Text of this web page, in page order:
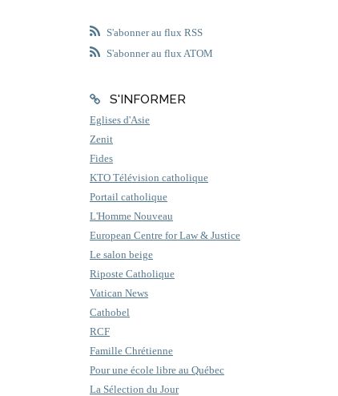
S'abonner au flux RSS
S'abonner au flux ATOM
S'INFORMER
Eglises d'Asie
Zenit
Fides
KTO Télévision catholique
Portail catholique
L'Homme Nouveau
European Centre for Law & Justice
Le salon beige
Riposte Catholique
Vatican News
Cathobel
RCF
Famille Chrétienne
Pour une école libre au Québec
La Sélection du Jour